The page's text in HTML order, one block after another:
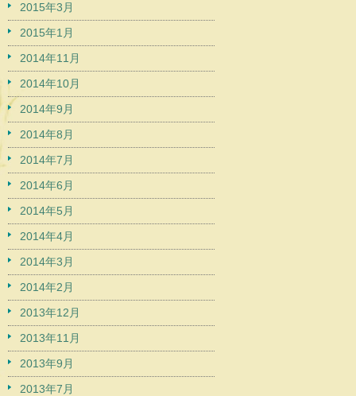
2015年3月
2015年1月
2014年11月
2014年10月
2014年9月
2014年8月
2014年7月
2014年6月
2014年5月
2014年4月
2014年3月
2014年2月
2013年12月
2013年11月
2013年9月
2013年7月